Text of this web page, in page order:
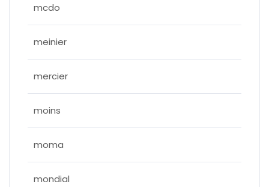
mcdo
meinier
mercier
moins
moma
mondial